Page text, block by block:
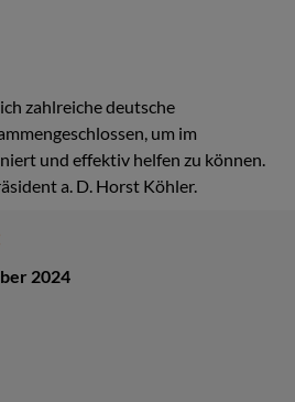
zahlreiche deutsche
um im
und effektiv helfen zu können.
a. D. Horst Köhler.
2024